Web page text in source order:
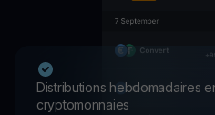
Distributions hebdomadaires
cryptomonnaies